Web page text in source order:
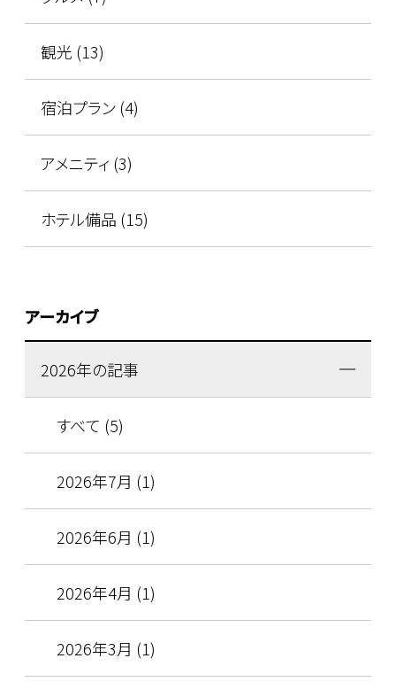
観光 (13)
宿泊プラン (4)
アメニティ (3)
ホテル備品 (15)
アーカイブ
2026年の記事
すべて (5)
2026年7月 (1)
2026年6月 (1)
2026年4月 (1)
2026年3月 (1)